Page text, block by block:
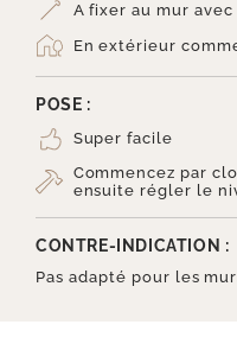
A fixer au mur avec
En extérieur
POSE :
Super facile
Commencez par
ensuite régler le
CONTRE-INDICATION :
Pas adapté pour les